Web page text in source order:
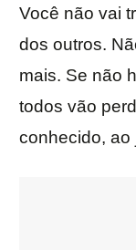
Você não vai
dos outros.
mais. Se não
todos vão
conhecido, ao